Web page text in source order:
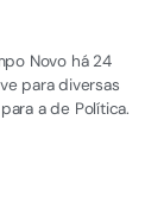
Novo há 24
para diversas
a de Política.